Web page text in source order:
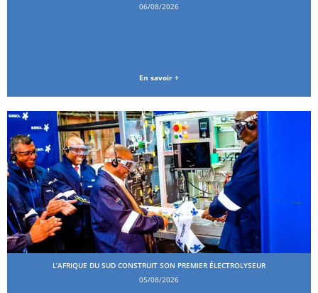
06/08/2026
En savoir +
L’AFRIQUE DU SUD CONSTRUIT SON PREMIER ÉLECTROLYSEUR
05/08/2026